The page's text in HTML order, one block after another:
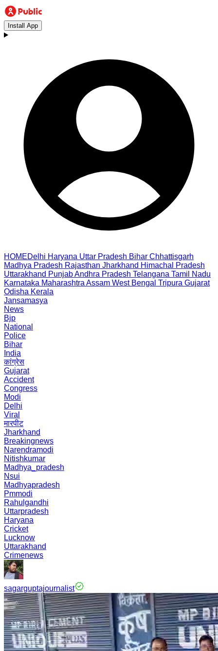
Install App
HOMEDelhi Haryana Uttar Pradesh Bihar Chhattisgarh
Madhya Pradesh Rajasthan Jharkhand Himachal Pradesh
Uttarakhand PunjabAndhra Pradesh Telangana Tamil Nadu
Karnataka Maharashtra Assam West Bengal Tripura Gujarat
Odisha Kerala
Jansamasya
News
Bjp
National
Police
Bihar
India
कांग्रेस
Gujarat
Accident
Congress
Modi
Delhi
Viral
मारपीट
Jharkhand
Breakingnews
Narendramodi
Nitishkumar
Madhya_pradesh
Nsui
Madhyapradesh
Pmmodi
Rahulgandhi
Uttarpradesh
Haryana
Cricket
Lucknow
Uttarakhand
Crimenews
sagarguptajournalist